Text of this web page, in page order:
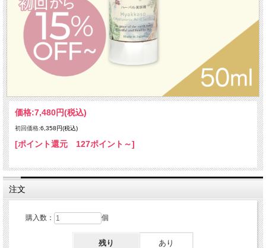
価格:7,480円(税込)
初回価格:6,358円(税込)
[ポイント還元 127ポイント～]
注文
購入数： 個
残り あり